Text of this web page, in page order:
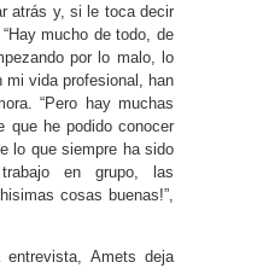
atrás y, si le toca decir
mucho de todo, de
por lo malo, lo
mi vida profesional, han
“Pero hay muchas
que he podido conocer
lo que siempre ha sido
en grupo, las
cosas buenas!”,
Amets deja